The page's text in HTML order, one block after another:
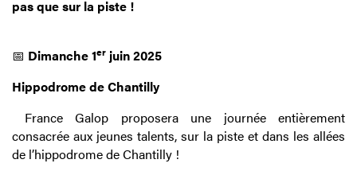
pas que sur la piste !
📅 Dimanche 1er juin 2025
Hippodrome de Chantilly
France Galop proposera une journée entièrement
consacrée aux jeunes talents, sur la piste et dans les allées
de l’hippodrome de Chantilly !